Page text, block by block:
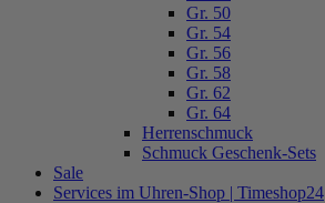
Gr. 50
Gr. 54
Gr. 56
Gr. 58
Gr. 62
Gr. 64
Herrenschmuck
Schmuck Geschenk-Sets
Sale
Services im Uhren-Shop | Timeshop24